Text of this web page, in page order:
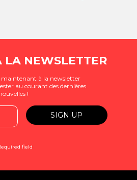
LA NEWSLETTER
maintenant à la newsletter
au courant des dernières
!
field